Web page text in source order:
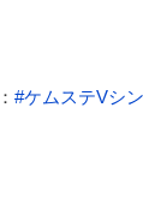
： #ケムステVシ